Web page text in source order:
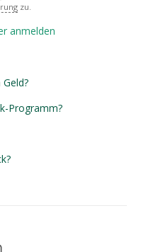
zu.
anmelden
Programm?